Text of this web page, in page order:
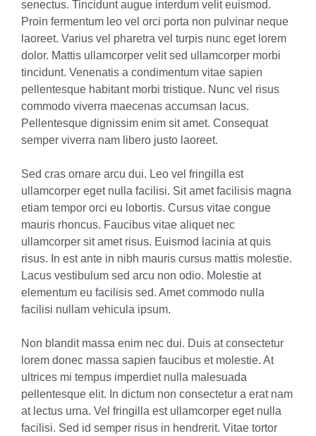
senectus. Tincidunt augue interdum velit euismod.
Proin fermentum leo vel orci porta non pulvinar neque
laoreet. Varius vel pharetra vel turpis nunc eget lorem
dolor. Mattis ullamcorper velit sed ullamcorper morbi
tincidunt. Venenatis a condimentum vitae sapien
pellentesque habitant morbi tristique. Nunc vel risus
commodo viverra maecenas accumsan lacus.
Pellentesque dignissim enim sit amet. Consequat
semper viverra nam libero justo laoreet.
Sed cras ornare arcu dui. Leo vel fringilla est
ullamcorper eget nulla facilisi. Sit amet facilisis magna
etiam tempor orci eu lobortis. Cursus vitae congue
mauris rhoncus. Faucibus vitae aliquet nec
ullamcorper sit amet risus. Euismod lacinia at quis
risus. In est ante in nibh mauris cursus mattis molestie.
Lacus vestibulum sed arcu non odio. Molestie at
elementum eu facilisis sed. Amet commodo nulla
facilisi nullam vehicula ipsum.
Non blandit massa enim nec dui. Duis at consectetur
lorem donec massa sapien faucibus et molestie. At
ultrices mi tempus imperdiet nulla malesuada
pellentesque elit. In dictum non consectetur a erat nam
at lectus urna. Vel fringilla est ullamcorper eget nulla
facilisi. Sed id semper risus in hendrerit. Vitae tortor